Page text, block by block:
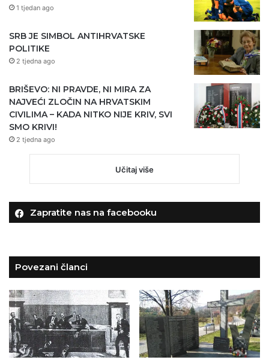
1 tjedan ago
SRB JE SIMBOL ANTIHRVATSKE
POLITIKE
2 tjedna ago
BRIŠEVO: NI PRAVDE, NI MIRA ZA
NAJVEĆI ZLOČIN NA HRVATSKIM
CIVILIMA – KADA NITKO NIJE KRIV, SVI
SMO KRIVI!
2 tjedna ago
Učitaj više
Zapratite nas na facebooku
Povezani članci